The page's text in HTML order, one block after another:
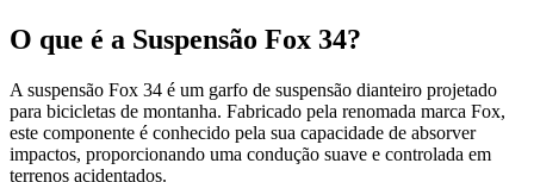
O que é a Suspensão Fox 34?
A suspensão Fox 34 é um garfo de suspensão dianteiro projetado
para bicicletas de montanha. Fabricado pela renomada marca Fox,
este componente é conhecido pela sua capacidade de absorver
impactos, proporcionando uma condução suave e controlada em
terrenos acidentados.